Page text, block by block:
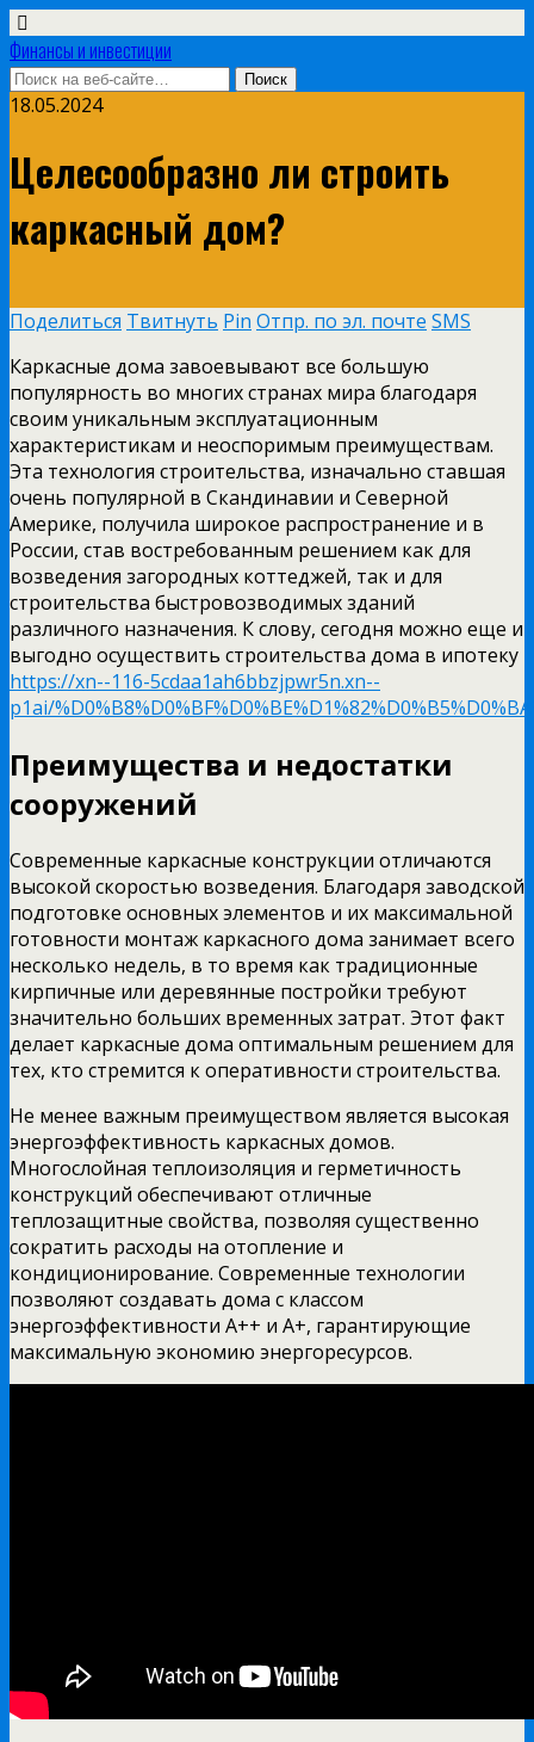
Финансы и инвестиции
18.05.2024
Целесообразно ли строить
каркасный дом?
Поделиться Твитнуть Pin Отпр. по эл. почте SMS
Каркасные дома завоевывают все большую
популярность во многих странах мира благодаря
своим уникальным эксплуатационным
характеристикам и неоспоримым преимуществам.
Эта технология строительства, изначально ставшая
очень популярной в Скандинавии и Северной
Америке, получила широкое распространение и в
России, став востребованным решением как для
возведения загородных коттеджей, так и для
строительства быстровозводимых зданий
различного назначения. К слову, сегодня можно еще и
выгодно осуществить строительства дома в ипотеку
https://xn--116-5cdaa1ah6bbzjpwr5n.xn--
p1ai/
Преимущества и недостатки
сооружений
Современные каркасные конструкции отличаются
высокой скоростью возведения. Благодаря заводской
подготовке основных элементов и их максимальной
готовности монтаж каркасного дома занимает всего
несколько недель, в то время как традиционные
кирпичные или деревянные постройки требуют
значительно больших временных затрат. Этот факт
делает каркасные дома оптимальным решением для
тех, кто стремится к оперативности строительства.
Не менее важным преимуществом является высокая
энергоэффективность каркасных домов.
Многослойная теплоизоляция и герметичность
конструкций обеспечивают отличные
теплозащитные свойства, позволяя существенно
сократить расходы на отопление и
кондиционирование. Современные технологии
позволяют создавать дома с классом
энергоэффективности А++ и А+, гарантирующие
максимальную экономию энергоресурсов.